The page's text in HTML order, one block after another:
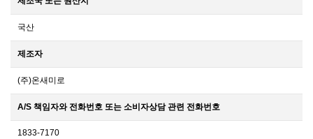
국산
제조자
(주)온새미로
A/S 책임자와 전화번호 또는 소비자상담 관련 전화번호
1833-7170